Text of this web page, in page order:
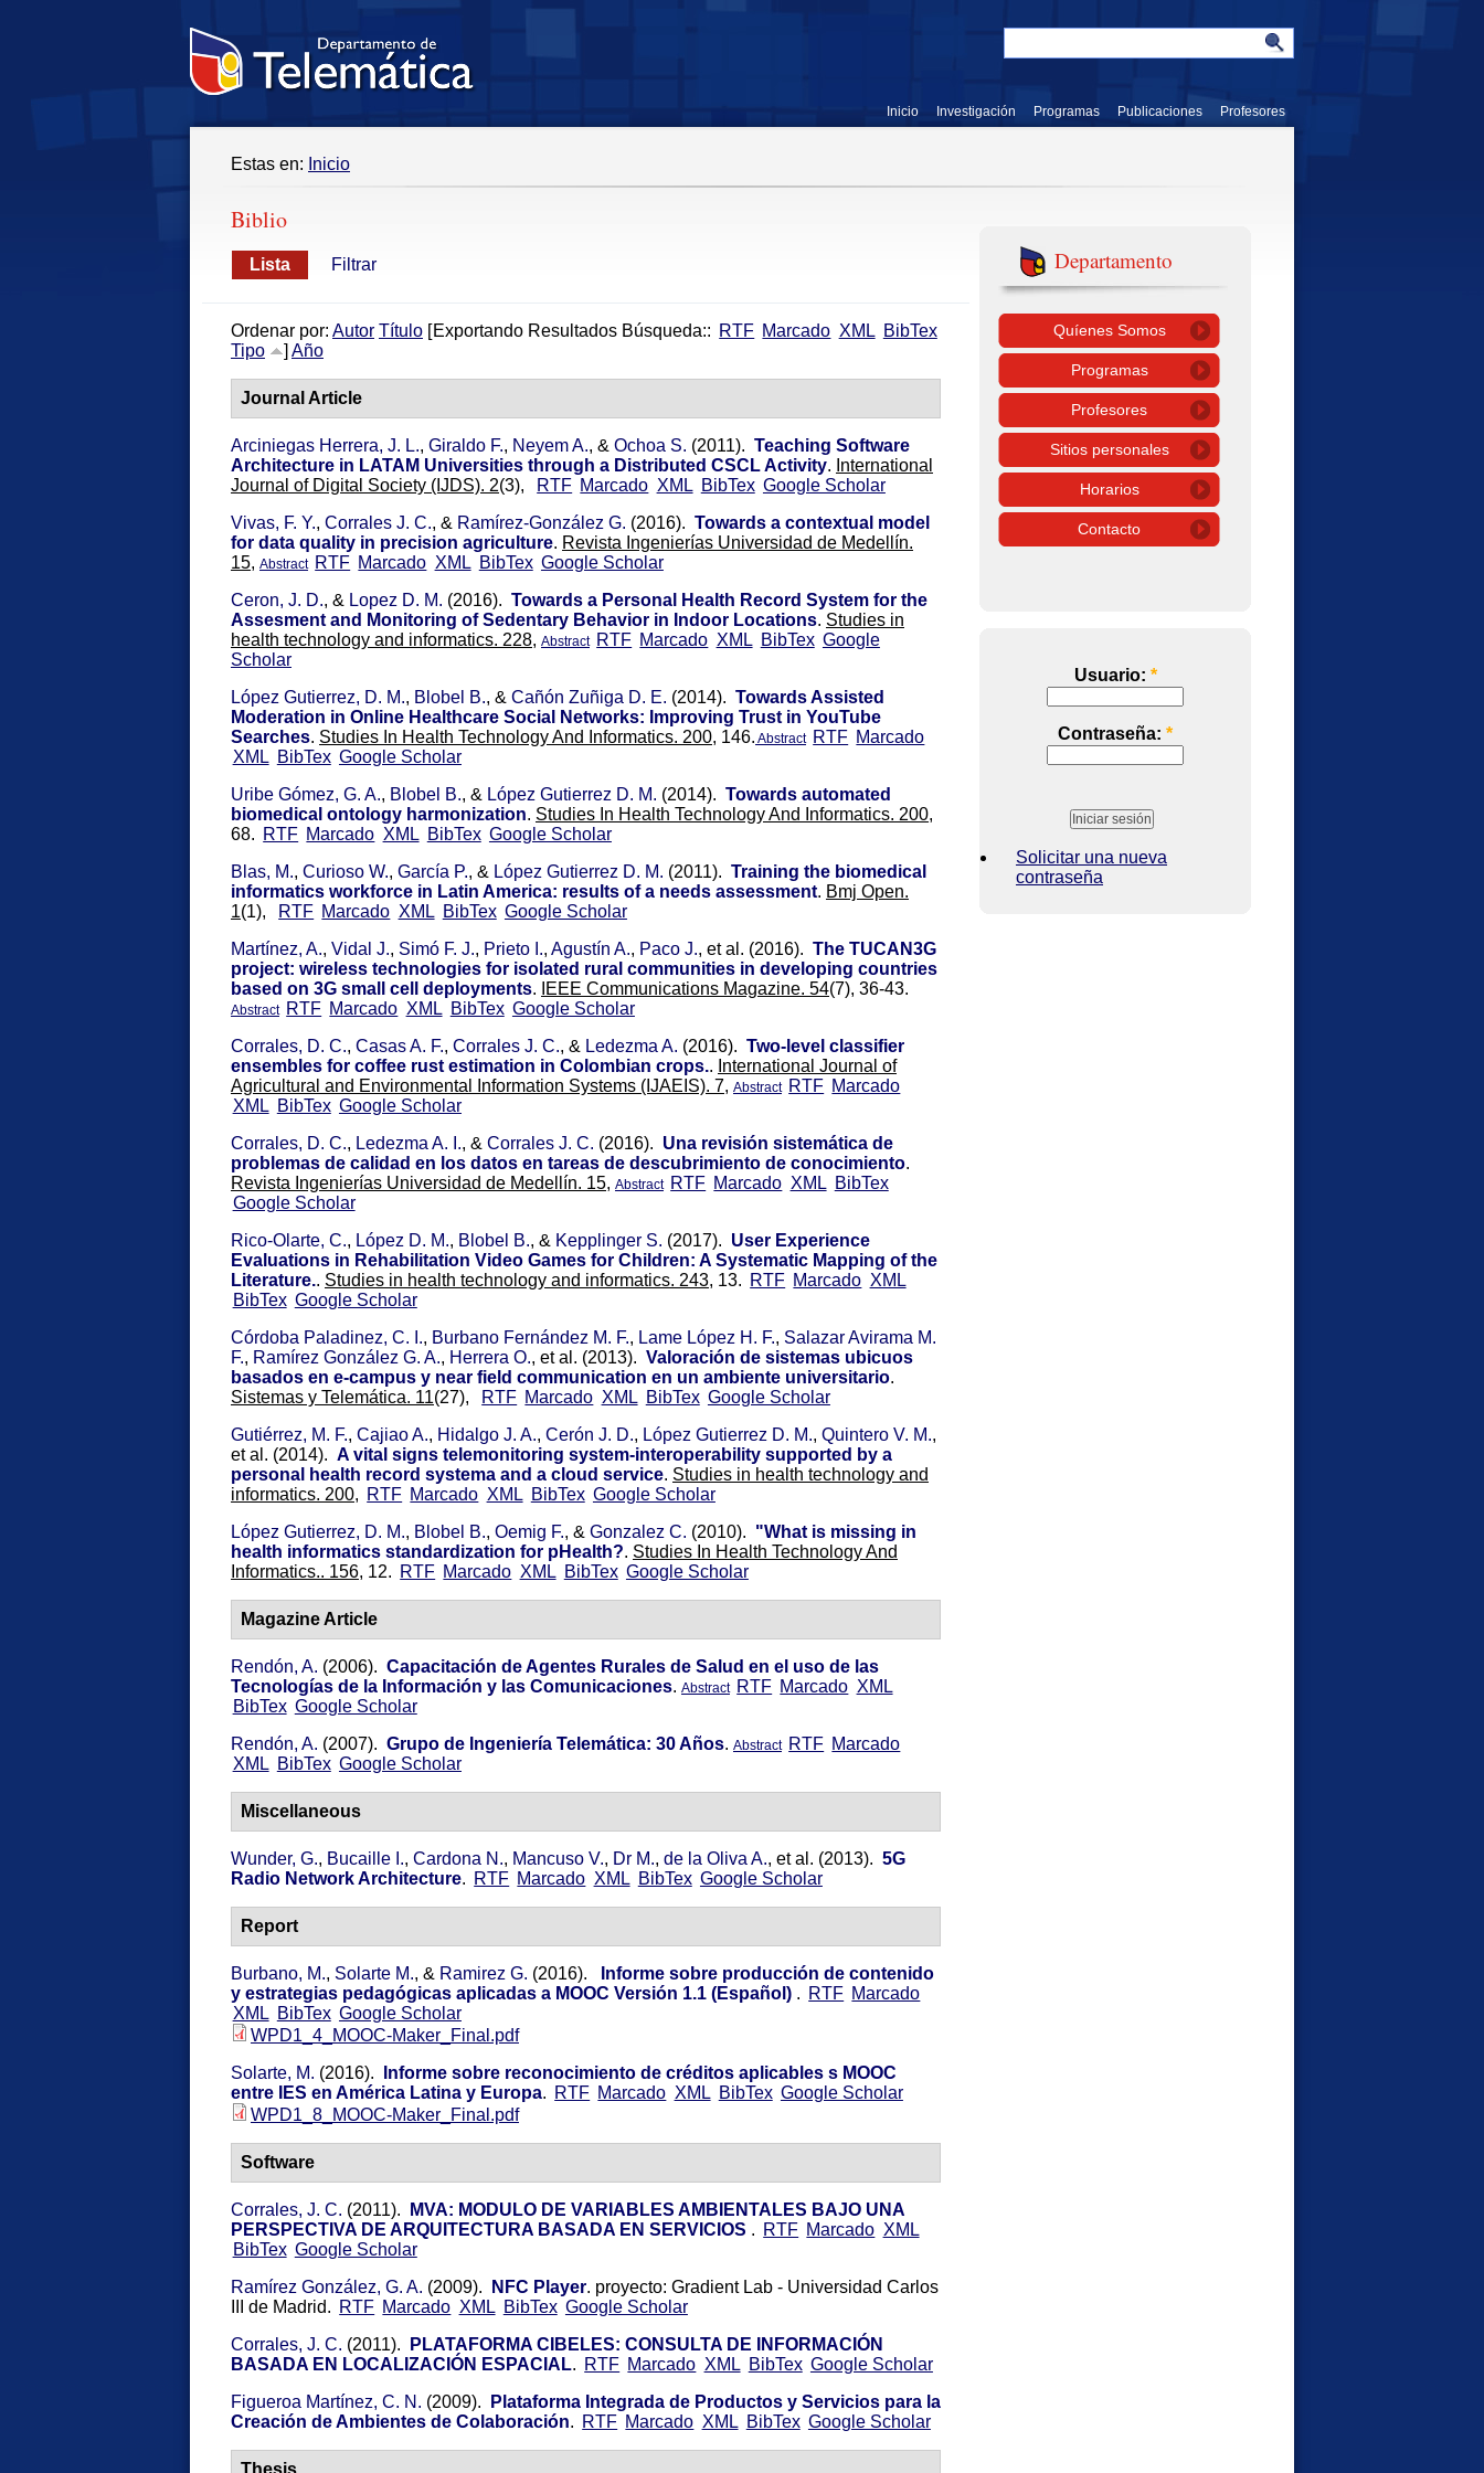
Inicio Investigación Programas Publicaciones Profesores
Estas en: Inicio
Biblio
Lista Filtrar
Exportando Resultados Búsqueda:: RTF Marcado XML BibTex
Ordenar por: Autor Título [
Tipo
] Año
Journal Article
Arciniegas Herrera, J. L., Giraldo F., Neyem A., & Ochoa S. (2011). Teaching Software
Architecture in LATAM Universities through a Distributed CSCL Activity. International
Journal of Digital Society (IJDS). 2(3), RTF Marcado XML BibTex Google Scholar
Vivas, F. Y., Corrales J. C., & Ramírez-González G. (2016). Towards a contextual model
for data quality in precision agriculture. Revista Ingenierías Universidad de Medellín.
15, Abstract RTF Marcado XML BibTex Google Scholar
Ceron, J. D., & Lopez D. M. (2016). Towards a Personal Health Record System for the
Assesment and Monitoring of Sedentary Behavior in Indoor Locations. Studies in
health technology and informatics. 228, Abstract RTF Marcado XML BibTex Google
Scholar
López Gutierrez, D. M., Blobel B., & Cañón Zuñiga D. E. (2014). Towards Assisted
Moderation in Online Healthcare Social Networks: Improving Trust in YouTube
Searches. Studies In Health Technology And Informatics. 200, 146. Abstract RTF Marcado
XML BibTex Google Scholar
Uribe Gómez, G. A., Blobel B., & López Gutierrez D. M. (2014). Towards automated
biomedical ontology harmonization. Studies In Health Technology And Informatics. 200,
68. RTF Marcado XML BibTex Google Scholar
Blas, M., Curioso W., García P., & López Gutierrez D. M. (2011). Training the biomedical
informatics workforce in Latin America: results of a needs assessment. Bmj Open.
1(1), RTF Marcado XML BibTex Google Scholar
Martínez, A., Vidal J., Simó F. J., Prieto I., Agustín A., Paco J., et al. (2016). The TUCAN3G
project: wireless technologies for isolated rural communities in developing countries
based on 3G small cell deployments. IEEE Communications Magazine. 54(7), 36-43.
Abstract RTF Marcado XML BibTex Google Scholar
Corrales, D. C., Casas A. F., Corrales J. C., & Ledezma A. (2016). Two-level classifier
ensembles for coffee rust estimation in Colombian crops.. International Journal of
Agricultural and Environmental Information Systems (IJAEIS). 7, Abstract RTF Marcado
XML BibTex Google Scholar
Corrales, D. C., Ledezma A. I., & Corrales J. C. (2016). Una revisión sistemática de
problemas de calidad en los datos en tareas de descubrimiento de conocimiento.
Revista Ingenierías Universidad de Medellín. 15, Abstract RTF Marcado XML BibTex
Google Scholar
Rico-Olarte, C., López D. M., Blobel B., & Kepplinger S. (2017). User Experience
Evaluations in Rehabilitation Video Games for Children: A Systematic Mapping of the
Literature.. Studies in health technology and informatics. 243, 13. RTF Marcado XML
BibTex Google Scholar
Córdoba Paladinez, C. I., Burbano Fernández M. F., Lame López H. F., Salazar Avirama M.
F., Ramírez González G. A., Herrera O., et al. (2013). Valoración de sistemas ubicuos
basados en e-campus y near field communication en un ambiente universitario.
Sistemas y Telemática. 11(27), RTF Marcado XML BibTex Google Scholar
Gutiérrez, M. F., Cajiao A., Hidalgo J. A., Cerón J. D., López Gutierrez D. M., Quintero V. M.,
et al. (2014). A vital signs telemonitoring system-interoperability supported by a
personal health record systema and a cloud service. Studies in health technology and
informatics. 200, RTF Marcado XML BibTex Google Scholar
López Gutierrez, D. M., Blobel B., Oemig F., & Gonzalez C. (2010). "What is missing in
health informatics standardization for pHealth?. Studies In Health Technology And
Informatics.. 156, 12. RTF Marcado XML BibTex Google Scholar
Magazine Article
Rendón, A. (2006). Capacitación de Agentes Rurales de Salud en el uso de las
Tecnologías de la Información y las Comunicaciones. Abstract RTF Marcado XML
BibTex Google Scholar
Rendón, A. (2007). Grupo de Ingeniería Telemática: 30 Años. Abstract RTF Marcado
XML BibTex Google Scholar
Miscellaneous
Wunder, G., Bucaille I., Cardona N., Mancuso V., Dr M., de la Oliva A., et al. (2013). 5G
Radio Network Architecture. RTF Marcado XML BibTex Google Scholar
Report
Burbano, M., Solarte M., & Ramirez G. (2016).
Informe sobre producción de contenido
y estrategias pedagógicas aplicadas a MOOC Versión 1.1 (Español) . RTF Marcado
XML BibTex Google Scholar
WPD1_4_MOOC-Maker_Final.pdf
Solarte, M. (2016).
Informe sobre reconocimiento de créditos aplicables s MOOC
entre IES en América Latina y Europa. RTF Marcado XML BibTex Google Scholar
WPD1_8_MOOC-Maker_Final.pdf
Software
Corrales, J. C. (2011).
MVA: MODULO DE VARIABLES AMBIENTALES BAJO UNA
PERSPECTIVA DE ARQUITECTURA BASADA EN SERVICIOS . RTF Marcado XML
BibTex Google Scholar
Ramírez González, G. A. (2009). NFC Player. proyecto: Gradient Lab - Universidad Carlos
III de Madrid. RTF Marcado XML BibTex Google Scholar
Corrales, J. C. (2011).
PLATAFORMA CIBELES: CONSULTA DE INFORMACIÓN
BASADA EN LOCALIZACIÓN ESPACIAL. RTF Marcado XML BibTex Google Scholar
Figueroa Martínez, C. N. (2009).
Plataforma Integrada de Productos y Servicios para la
Creación de Ambientes de Colaboración. RTF Marcado XML BibTex Google Scholar
Thesis
Departamento
Quíenes Somos
Programas
Profesores
Sitios personales
Horarios
Contacto
Usuario: *
Contraseña: *
Solicitar una nueva
contraseña